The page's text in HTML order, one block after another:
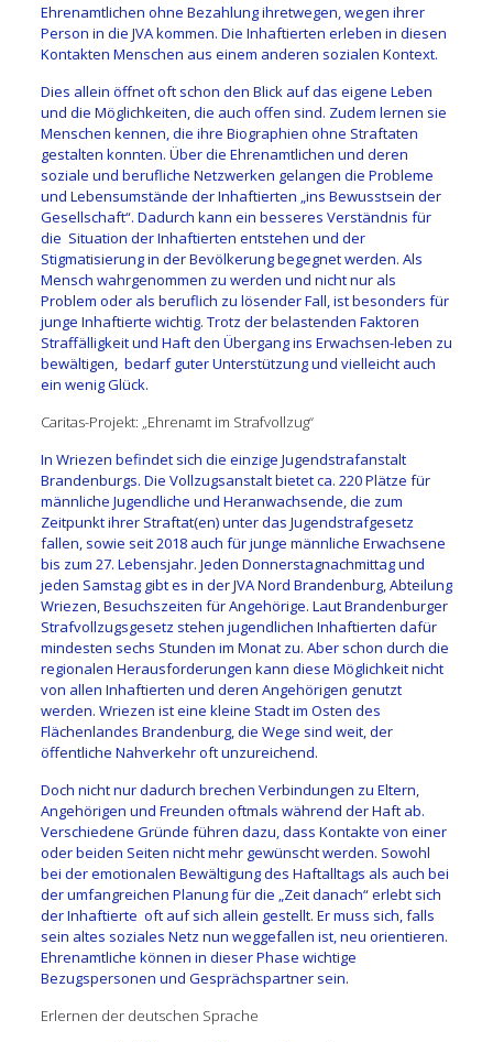
Ehrenamtlichen ohne Bezahlung ihretwegen, wegen ihrer
Person in die JVA kommen. Die Inhaftierten erleben in diesen
Kontakten Menschen aus einem anderen sozialen Kontext.
Dies allein öffnet oft schon den Blick auf das eigene Leben
und die Möglichkeiten, die auch offen sind. Zudem lernen sie
Menschen kennen, die ihre Biographien ohne Straftaten
gestalten konnten. Über die Ehrenamtlichen und deren
soziale und berufliche Netzwerken gelangen die Probleme
und Lebensumstände der Inhaftierten „ins Bewusstsein der
Gesellschaft“. Dadurch kann ein besseres Verständnis für
die Situation der Inhaftierten entstehen und der
Stigmatisierung in der Bevölkerung begegnet werden. Als
Mensch wahrgenommen zu werden und nicht nur als
Problem oder als beruflich zu lösender Fall, ist besonders für
junge Inhaftierte wichtig. Trotz der belastenden Faktoren
Straffälligkeit und Haft den Übergang ins Erwachsen-leben zu
bewältigen, bedarf guter Unterstützung und vielleicht auch
ein wenig Glück.
Caritas-Projekt: „Ehrenamt im Strafvollzug“
In Wriezen befindet sich die einzige Jugendstrafanstalt
Brandenburgs. Die Vollzugsanstalt bietet ca. 220 Plätze für
männliche Jugendliche und Heranwachsende, die zum
Zeitpunkt ihrer Straftat(en) unter das Jugendstrafgesetz
fallen, sowie seit 2018 auch für junge männliche Erwachsene
bis zum 27. Lebensjahr. Jeden Donnerstagnachmittag und
jeden Samstag gibt es in der JVA Nord Brandenburg, Abteilung
Wriezen, Besuchszeiten für Angehörige. Laut Brandenburger
Strafvollzugsgesetz stehen jugendlichen Inhaftierten dafür
mindesten sechs Stunden im Monat zu. Aber schon durch die
regionalen Herausforderungen kann diese Möglichkeit nicht
von allen Inhaftierten und deren Angehörigen genutzt
werden. Wriezen ist eine kleine Stadt im Osten des
Flächenlandes Brandenburg, die Wege sind weit, der
öffentliche Nahverkehr oft unzureichend.
Doch nicht nur dadurch brechen Verbindungen zu Eltern,
Angehörigen und Freunden oftmals während der Haft ab.
Verschiedene Gründe führen dazu, dass Kontakte von einer
oder beiden Seiten nicht mehr gewünscht werden. Sowohl
bei der emotionalen Bewältigung des Haftalltags als auch bei
der umfangreichen Planung für die „Zeit danach“ erlebt sich
der Inhaftierte oft auf sich allein gestellt. Er muss sich, falls
sein altes soziales Netz nun weggefallen ist, neu orientieren.
Ehrenamtliche können in dieser Phase wichtige
Bezugspersonen und Gesprächspartner sein.
Erlernen der deutschen Sprache